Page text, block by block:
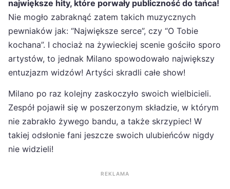
największe hity, które porwały publiczność do tańca!
Nie mogło zabraknąć zatem takich muzycznych
pewniaków jak: “Największe serce”, czy “O Tobie
kochana”. I chociaż na żywieckiej scenie gościło sporo
artystów, to jednak Milano spowodowało największy
entuzjazm widzów! Artyści skradli całe show!
Milano po raz kolejny zaskoczyło swoich wielbicieli.
Zespół pojawił się w poszerzonym składzie, w którym
nie zabrakło żywego bandu, a także skrzypiec! W
takiej odsłonie fani jeszcze swoich ulubieńców nigdy
nie widzieli!
REKLAMA